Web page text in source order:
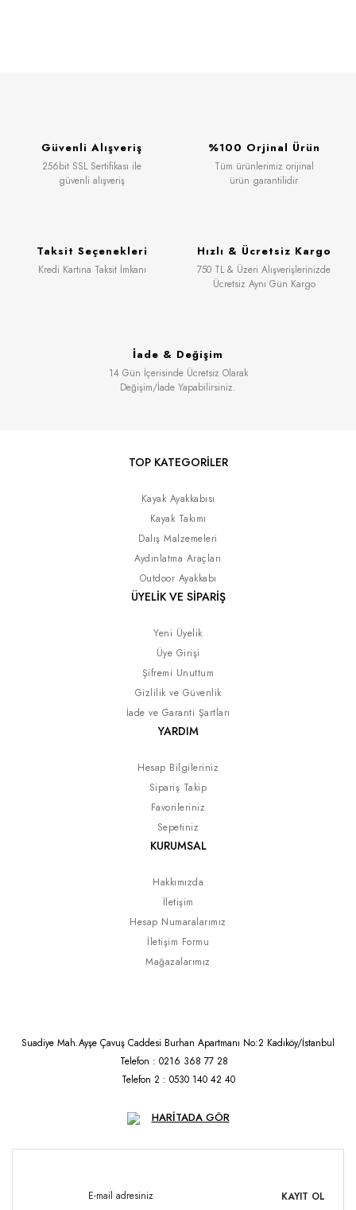
Güvenli Alışveriş
256bit SSL Sertifikası ile
güvenli alışveriş
%100 Orjinal Ürün
Tüm ürünlerimiz orijinal
ürün garantilidir
Taksit Seçenekleri
Kredi Kartına Taksit İmkanı
Hızlı & Ücretsiz Kargo
750 TL & Üzeri Alışverişlerinizde
Ücretsiz Aynı Gün Kargo
İade & Değişim
14 Gün İçerisinde Ücretsiz Olarak
Değişim/İade Yapabilirsiniz.
TOP KATEGORİLER
Kayak Ayakkabısı
Kayak Takımı
Dalış Malzemeleri
Aydınlatma Araçları
Outdoor Ayakkabı
ÜYELİK VE SİPARİŞ
Yeni Üyelik
Üye Girişi
Şifremi Unuttum
Gizlilik ve Güvenlik
İade ve Garanti Şartları
YARDIM
Hesap Bilgileriniz
Sipariş Takip
Favorileriniz
Sepetiniz
KURUMSAL
Hakkımızda
İletişim
Hesap Numaralarımız
İletişim Formu
Mağazalarımız
Suadiye Mah.Ayşe Çavuş Caddesi Burhan Apartmanı No:2 Kadıköy/İstanbul
Telefon : 0216 368 77 28
Telefon 2 : 0530 140 42 40
HARİTADA GÖR
KAYIT OL